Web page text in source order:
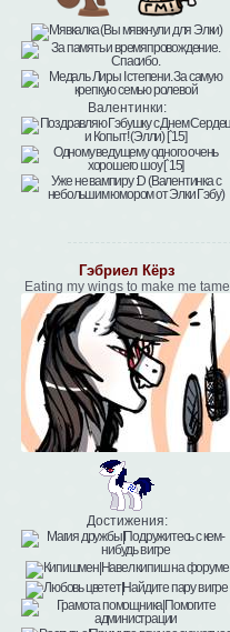
Валентинки:
Гэбриел Кёрз
Eating my wings to make me tame
Достижения: